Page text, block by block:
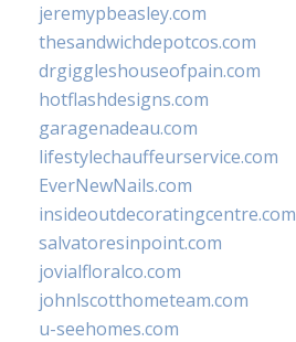
jeremypbeasley.com
thesandwichdepotcos.com
drgiggleshouseofpain.com
hotflashdesigns.com
garagenadeau.com
lifestylechauffeurservice.com
EverNewNails.com
insideoutdecoratingcentre.com
salvatoresinpoint.com
jovialfloralco.com
johnlscotthometeam.com
u-seehomes.com